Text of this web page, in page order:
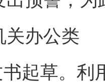
办公类
草。利